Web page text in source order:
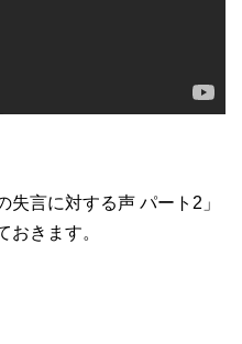
言に対する声 パート2」
おきます。